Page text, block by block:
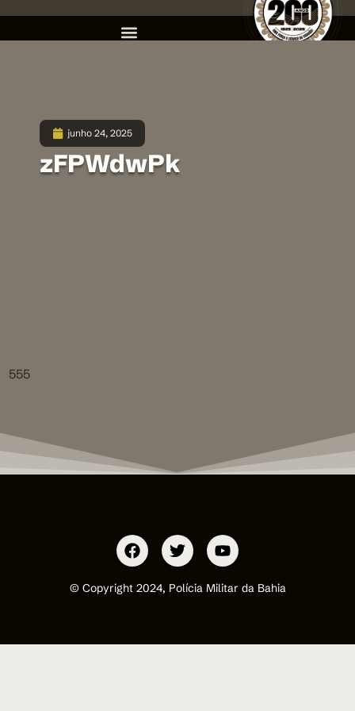
junho 24, 2025
zFPWdwPk
555
© Copyright 2024, Polícia Militar da Bahia